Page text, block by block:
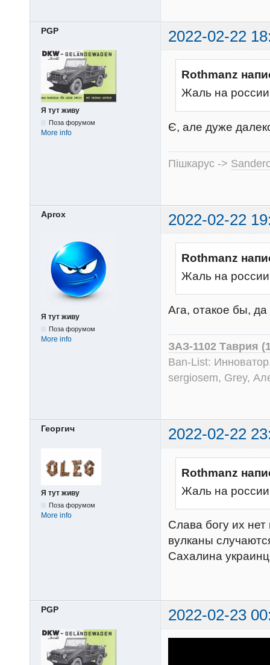
PGP 2022-02-22
Я тут живу
Поза форумом
More info
Rothmanz
Жаль на россии
Є, але дуже
Пішкарус ->
Aprox 2022-02-22
Я тут живу
Поза форумом
More info
Rothmanz
Жаль на россии
Ага, отакое бы,
ЗАЗ-1102 Таврия
Ban-List:
sergiosem, Grey,
Георгич 2022-02-22
Я тут живу
Поза форумом
More info
Rothmanz
Жаль на россии
Слава богу их
вулканы
Сахалина
PGP 2022-02-23